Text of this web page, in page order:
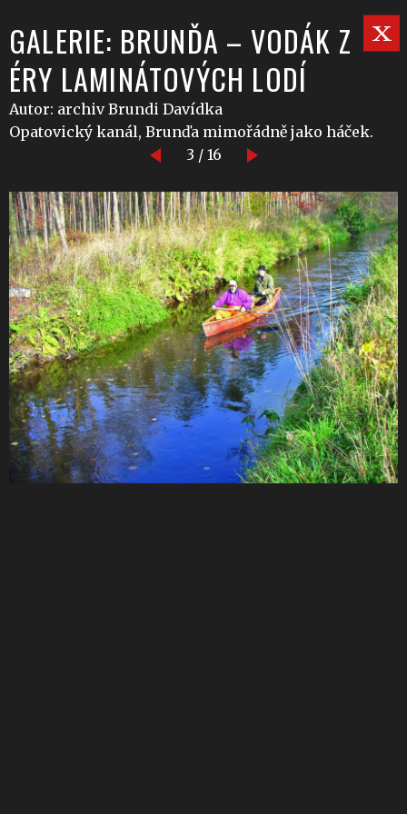
GALERIE: BRUNĎA – VODÁK Z
ÉRY LAMINÁTOVÝCH LODÍ
Autor: archiv Brundi Davídka
Opatovický kanál, Brunďa mimořádně jako háček.
3 / 16